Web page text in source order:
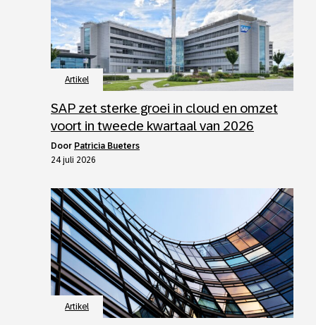
Artikel
SAP zet sterke groei in cloud en omzet
voort in tweede kwartaal van 2026
door Patricia Bueters
24 juli 2026
Artikel